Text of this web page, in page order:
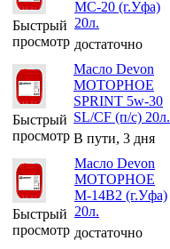
Быстрый
просмотр
МС-20 (г.Уфа)
20л.
достаточно
Быстрый
просмотр
Масло Devon
МОТОРНОЕ
SPRINT 5w-30
SL/CF (п/с) 20л.
В пути, 3 дня
Быстрый
просмотр
Масло Devon
МОТОРНОЕ
М-14В2 (г.Уфа)
20л.
достаточно